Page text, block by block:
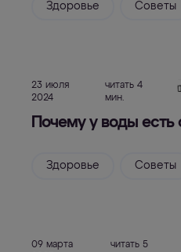
Здоровье Советы
23 июля
2024
читать 4
мин.
Почему у воды есть
Здоровье Советы
09 марта
читать 5